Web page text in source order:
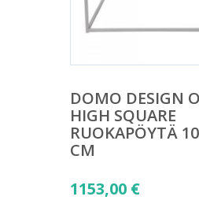
DOMO DESIGN
HIGH SQUARE
RUOKAPÖYTÄ
CM
1153,00 €